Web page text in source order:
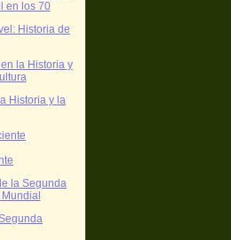
Historia de
Historia y la